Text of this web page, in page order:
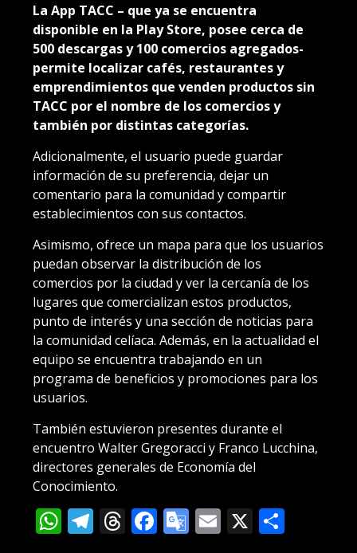
La App TACC – que ya se encuentra
disponible en la Play Store, posee cerca de
500 descargas y 100 comercios agregados-
permite localizar cafés, restaurantes y
emprendimientos que venden productos sin
TACC por el nombre de los comercios y
también por distintas categorías.
Adicionalmente, el usuario puede guardar
información de su preferencia, dejar un
comentario para la comunidad y compartir
establecimientos con sus contactos.
Asimismo, ofrece un mapa para que los usuarios
puedan observar la distribución de los
comercios por la ciudad y ver la cercanía de los
lugares que comercializan estos productos,
punto de interés y una sección de noticias para
la comunidad celíaca. Además, en la actualidad el
equipo se encuentra trabajando en un
programa de beneficios y promociones para los
usuarios.
También estuvieron presentes durante el
encuentro Walter Gregoracci y Franco Lucchina,
directores generales de Economía del
Conocimiento.
WhatsApp
Telegram
Threads
Facebook
Google
Email
X